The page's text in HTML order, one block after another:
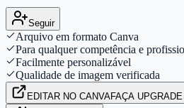
Seguir
Arquivo em formato Canva
Para qualquer competência e
Facilmente personalizável
Qualidade de imagem verificada
EDITAR NO CANVAFAÇA